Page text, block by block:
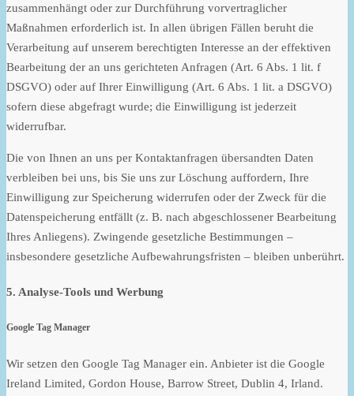
zusammenhängt oder zur Durchführung vorvertraglicher
Maßnahmen erforderlich ist. In allen übrigen Fällen beruht die
Verarbeitung auf unserem berechtigten Interesse an der effektiven
Bearbeitung der an uns gerichteten Anfragen (Art. 6 Abs. 1 lit. f
DSGVO) oder auf Ihrer Einwilligung (Art. 6 Abs. 1 lit. a DSGVO)
sofern diese abgefragt wurde; die Einwilligung ist jederzeit
widerrufbar.
Die von Ihnen an uns per Kontaktanfragen übersandten Daten
verbleiben bei uns, bis Sie uns zur Löschung auffordern, Ihre
Einwilligung zur Speicherung widerrufen oder der Zweck für die
Datenspeicherung entfällt (z. B. nach abgeschlossener Bearbeitung
Ihres Anliegens). Zwingende gesetzliche Bestimmungen –
insbesondere gesetzliche Aufbewahrungsfristen – bleiben unberührt.
5. Analyse-Tools und Werbung
Google Tag Manager
Wir setzen den Google Tag Manager ein. Anbieter ist die Google
Ireland Limited, Gordon House, Barrow Street, Dublin 4, Irland.